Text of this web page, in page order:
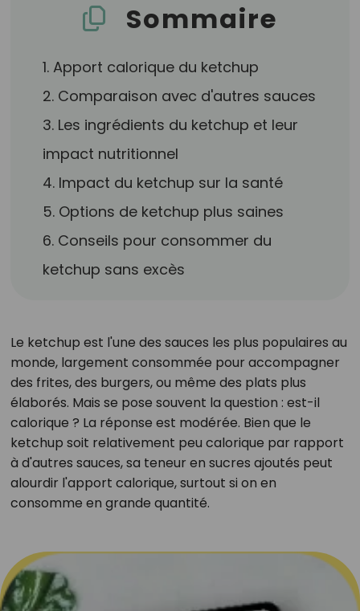
Sommaire
1. Apport calorique du ketchup
2. Comparaison avec d'autres sauces
3. Les ingrédients du ketchup et leur
impact nutritionnel
4. Impact du ketchup sur la santé
5. Options de ketchup plus saines
6. Conseils pour consommer du
ketchup sans excès
Le ketchup est l'une des sauces les plus populaires au
monde, largement consommée pour accompagner
des frites, des burgers, ou même des plats plus
élaborés. Mais se pose souvent la question : est-il
calorique ? La réponse est modérée. Bien que le
ketchup soit relativement peu calorique par rapport
à d'autres sauces, sa teneur en sucres ajoutés peut
alourdir l'apport calorique, surtout si on en
consomme en grande quantité.